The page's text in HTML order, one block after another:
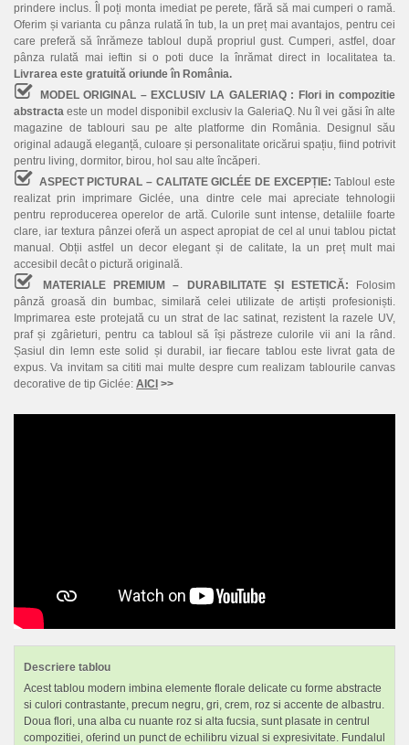
prindere inclus. Îl poți monta imediat pe perete, fără să mai cumperi o ramă.
Oferim și varianta cu pânza rulată în tub, la un preț mai avantajos, pentru cei
care preferă să înrămeze tabloul după propriul gust. Cumperi, astfel, doar
pânza rulată mai ieftin si o poti duce la înrămat direct in localitatea ta.
Livrarea este gratuită oriunde în România.
MODEL ORIGINAL – EXCLUSIV LA GALERIAQ : Flori in compozitie
abstracta este un model disponibil exclusiv la GaleriaQ. Nu îl vei găsi în alte
magazine de tablouri sau pe alte platforme din România. Designul său
original adaugă eleganță, culoare și personalitate oricărui spațiu, fiind potrivit
pentru living, dormitor, birou, hol sau alte încăperi.
ASPECT PICTURAL – CALITATE GICLÉE DE EXCEPȚIE: Tabloul este
realizat prin imprimare Giclée, una dintre cele mai apreciate tehnologii
pentru reproducerea operelor de artă. Culorile sunt intense, detaliile foarte
clare, iar textura pânzei oferă un aspect apropiat de cel al unui tablou pictat
manual. Obții astfel un decor elegant și de calitate, la un preț mult mai
accesibil decât o pictură originală.
MATERIALE PREMIUM – DURABILITATE ȘI ESTETICĂ: Folosim
pânză groasă din bumbac, similară celei utilizate de artiști profesioniști.
Imprimarea este protejată cu un strat de lac satinat, rezistent la razele UV,
praf și zgârieturi, pentru ca tabloul să își păstreze culorile vii ani la rând.
Șasiul din lemn este solid și durabil, iar fiecare tablou este livrat gata de
expus. Va invitam sa cititi mai multe despre cum realizam tablourile canvas
decorative de tip Giclée: AICI >>
Descriere tablou
Acest tablou modern imbina elemente florale delicate cu forme abstracte
si culori contrastante, precum negru, gri, crem, roz si accente de albastru.
Doua flori, una alba cu nuante roz si alta fucsia, sunt plasate in centrul
compozitiei, oferind un punct de echilibru vizual si expresivitate. Fundalul